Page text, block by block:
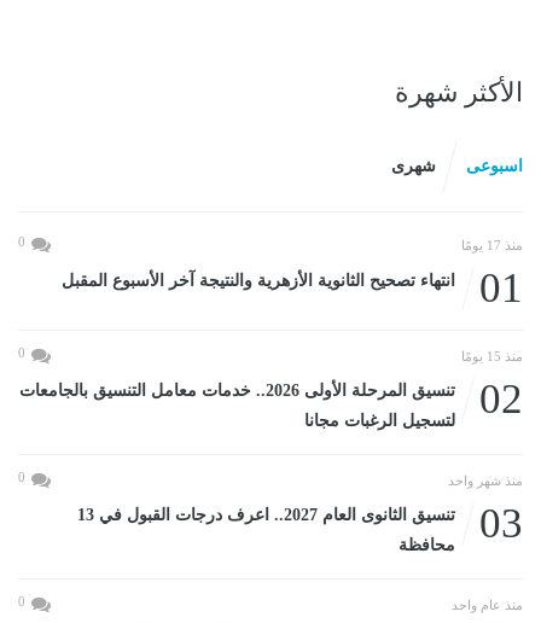
الأكثر شهرة
اسبوعى شهرى
منذ 17 يومًا 0
01 انتهاء تصحيح الثانوية الأزهرية والنتيجة آخر الأسبوع المقبل
منذ 15 يومًا 0
02
تنسيق المرحلة الأولى 2026.. خدمات معامل التنسيق بالجامعات
لتسجيل الرغبات مجانا
منذ شهر واحد 0
03
تنسيق الثانوى العام 2027.. اعرف درجات القبول في 13
محافظة
منذ عام واحد 0